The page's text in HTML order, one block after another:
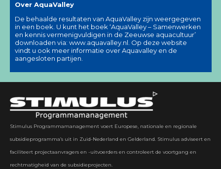
Over AquaValley
De behaalde resultaten van AquaValley zijn weergegeven
in een boek. U kunt het boek ‘AquaValley – Samenwerken
en kennis vermenigvuldigen in de Zeeuwse aquacultuur’
downloaden via: www.aquavalley.nl . Op deze website
vindt u ook meer informatie over Aquavalley en de
aangesloten partijen.
Stimulus Programmamanagement voert Europese, nationale en regionale
subsidieprogramma’s uit in Zuid-Nederland en Gelderland. Stimulus adviseert en
faciliteert projectaanvragers en -uitvoerders en controleert de voortgang en
rechtmatigheid van de subsidieprojecten.